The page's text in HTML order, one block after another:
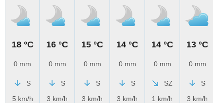
18 °C
0 mm
S
5 km/h
16 °C
0 mm
S
3 km/h
15 °C
0 mm
S
3 km/h
14 °C
0 mm
S
3 km/h
14 °C
0 mm
SZ
1 km/h
13 °C
0 mm
S
3 km/h